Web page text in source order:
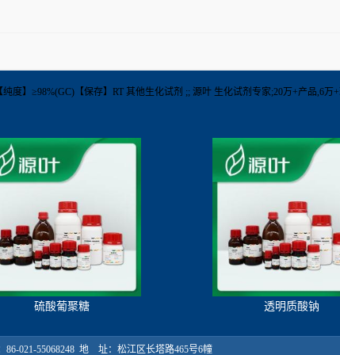
度】≥98%(GC)【保存】RT 其他生化试剂 ;; 源叶 生化试剂专家;20万+产品,6万+
硫酸葡聚糖 透明质酸钠
86-021-55068248 地 址：松江区长塔路465号6幢